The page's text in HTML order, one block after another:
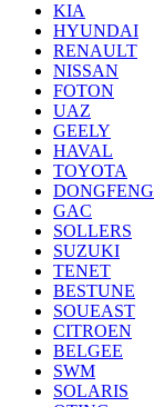
KIA
HYUNDAI
RENAULT
NISSAN
FOTON
UAZ
GEELY
HAVAL
TOYOTA
DONGFENG
GAC
SOLLERS
SUZUKI
TENET
BESTUNE
SOUEAST
CITROEN
BELGEE
SWM
SOLARIS